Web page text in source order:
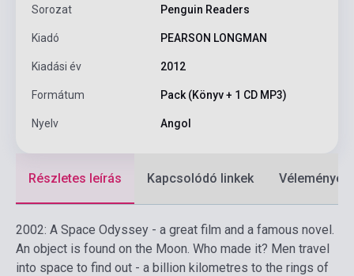
Sorozat Penguin Readers
Kiadó PEARSON LONGMAN
Kiadási év 2012
Formátum Pack (Könyv + 1 CD MP3)
Nyelv Angol
Részletes leírás Kapcsolódó linkek Vélemények
2002: A Space Odyssey - a great film and a famous novel.
An object is found on the Moon. Who made it? Men travel
into space to find out - a billion kilometres to the rings of